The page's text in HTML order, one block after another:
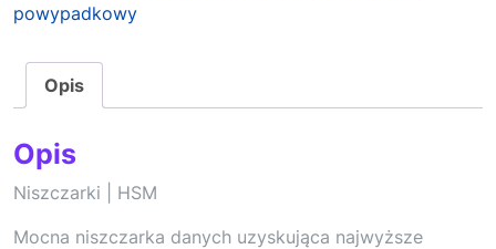
powypadkowy
Opis
Opis
Niszczarki | HSM
Mocna niszczarka danych uzyskująca najwyższe